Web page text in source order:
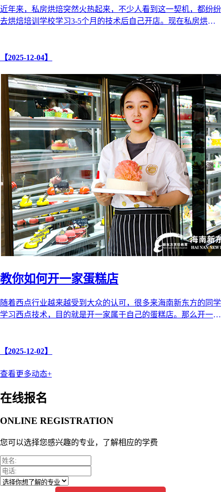
近年来，私房烘焙突然火热起来，不少人看到这一契机，都纷纷
去烘焙培训学校学习3-5个月的技术后自己开店。现在私房烘焙
【2025-12-04】
教你如何开一家蛋糕店
随着西点行业越来越受到大众的认可，很多来海南新东方的同学
学习西点技术，目的就是开一家属于自己的蛋糕店。那么开一家
【2025-12-02】
查看更多动态+
在线报名
ONLINE REGISTRATION
您可以选择您感兴趣的专业，了解相应的学费